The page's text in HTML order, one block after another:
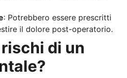
: Potrebbero essere prescritti
il dolore post-operatorio.
di un